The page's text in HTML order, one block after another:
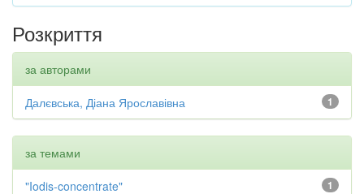
Розкриття
за авторами
1
Далєвська, Діана Ярославівна
за темами
1
"Iodis-concentrate"